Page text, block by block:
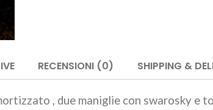
RECENSIONI (0) SHIPPING &
, due maniglie con swarosky e